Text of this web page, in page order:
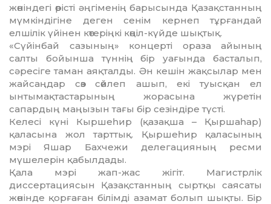
жөнін­дегі өрісті әңгіменің барысында Қазақстанның
мүмкіндігіне деген сенім кернеп тұрған­дай
елшілік үйінен көтеріңкі көңіл-күйде шықтық.
«Сүйінбай сазының» концерті ораза айы­ның
салты бойынша түннің бір уағын­да басталып,
сәресіге таман аяқталды. Ән кешін жақсылар мен
жайсаңдар сөз сөйлеп ашып, екі туысқан ел
ынтымақ­тас­тарының жорасына жүретін
сапардың маңызын тағы бір сезіндіре түсті.
Келесі күні Кыршеһир (қазақша – Қыршаһар)
қаласына жол тарттық. Қы­р­шеһир қаласының
мэрі Яшар Бахчежи делегацияның ресми
мүшелерін қабыл­дады.
Қала мэрі жап-жас жігіт. Магистрлік
диссертациясын Қазақстанның сыртқы саясаты
жөнінде қорғаған білімді азамат болып шықты. Бір